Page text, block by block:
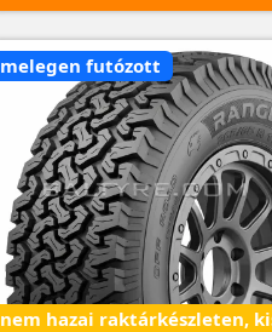
melegen futózott
nem hazai raktárkészleten,